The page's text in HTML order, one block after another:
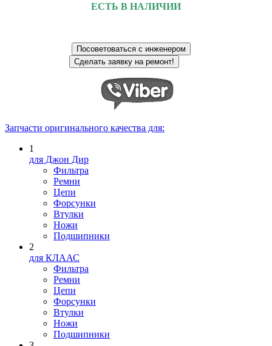
ЕСТЬ В НАЛИЧИИ
Запчасти оригинального качества для:
1
для Джон Дир
Фильтра
Ремни
Цепи
Форсунки
Втулки
Ножи
Подшипники
2
для КЛААС
Фильтра
Ремни
Цепи
Форсунки
Втулки
Ножи
Подшипники